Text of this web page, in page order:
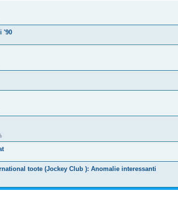
'90
toote (Jockey Club ): Anomalie interessanti